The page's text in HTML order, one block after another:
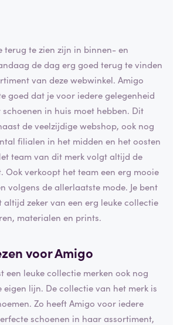
terug te zien zijn in binnen- en
de dag erg goed terug te vinden
van deze webwinkel. Amigo
goed dat je voor iedere gelegenheid
in huis moet hebben. Dit
de veelzijdige webshop, ook nog
filialen in het midden en het oosten
team van dit merk volgt altijd de
Ook verkoopt het team een erg mooie
volgens de allerlaatste mode. Je bent
zeker van een erg leuke collectie
materialen en prints.
voor Amigo
een leuke collectie merken ook nog
eigen lijn. De collectie van het merk is
Zo heeft Amigo voor iedere
schoenen in haar assortiment,